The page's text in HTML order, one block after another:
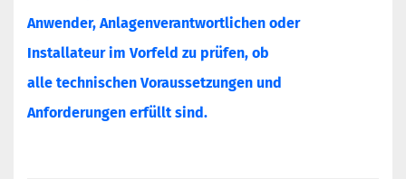
Anwender, Anlagenverantwortlichen oder
Installateur im Vorfeld zu prüfen, ob
alle technischen Voraussetzungen und
Anforderungen erfüllt sind.